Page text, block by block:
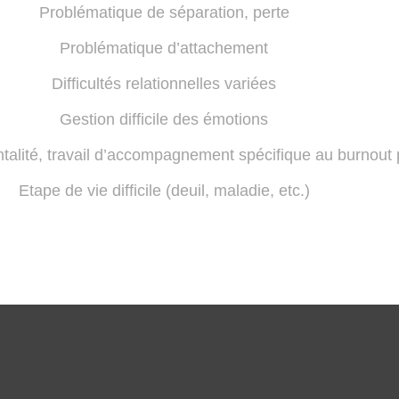
Problématique de séparation, perte
Problématique d’attachement
Difficultés relationnelles variées
Gestion difficile des émotions
travail d’accompagnement spécifique au burnout
Etape de vie difficile (deuil, maladie, etc.)